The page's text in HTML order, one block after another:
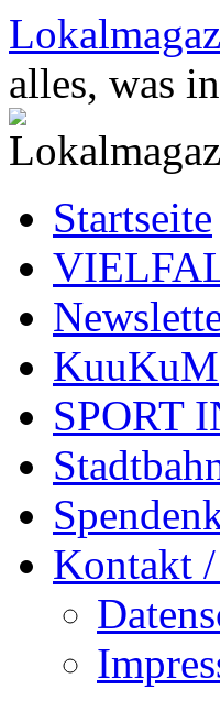
Zum
Inhalt
springen
alles, was
Startseite
KuuKuM
SPORT
Kontakt